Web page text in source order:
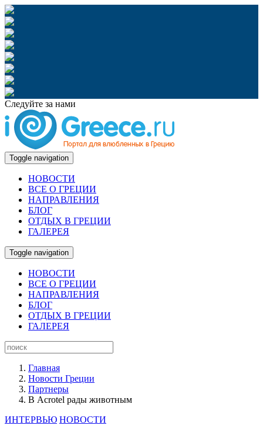
Следуйте за нами
Toggle navigation
НОВОСТИ
ВСЕ О ГРЕЦИИ
НАПРАВЛЕНИЯ
БЛОГ
ОТДЫХ В ГРЕЦИИ
ГАЛЕРЕЯ
Toggle navigation
НОВОСТИ
ВСЕ О ГРЕЦИИ
НАПРАВЛЕНИЯ
БЛОГ
ОТДЫХ В ГРЕЦИИ
ГАЛЕРЕЯ
Главная
Новости Греции
Партнеры
В Acrotel рады животным
ИНТЕРВЬЮ НОВОСТИ